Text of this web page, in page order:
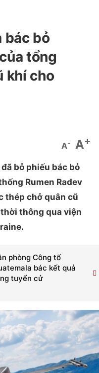
bác bỏ
tổng
khí cho
A- A+
bỏ phiếu bác bỏ
Rumen Radev
thép chở quân cũ
thông qua viện
phòng Công tố
bác kết quả
tuyển cử